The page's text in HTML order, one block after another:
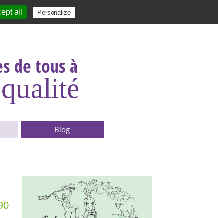
de tous à
Blog
Contact | | |
all Personalize